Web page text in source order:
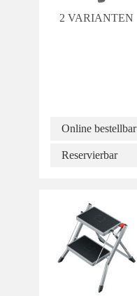
2 VARIANTEN
Online bestellbar
Reservierbar